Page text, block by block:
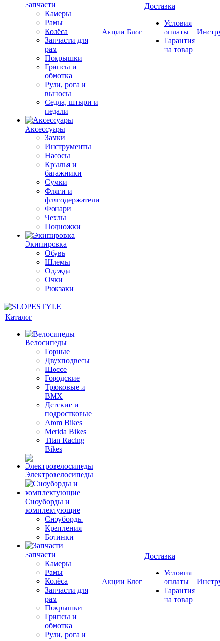
Запчасти
Камеры
Рамы
Колёса
Запчасти для
рам
Покрышки
Грипсы и
обмотка
Рули, рога и
выносы
Седла, штыри и
педали
Аксессуары
Замки
Инструменты
Насосы
Крылья и
багажники
Сумки
Фляги и
флягодержатели
Фонари
Чехлы
Подножки
Экипировка
Обувь
Шлемы
Одежда
Очки
Рюкзаки
Акции Блог
Доставка
Условия
оплаты
Гарантия
на товар
Каталог
Велосипеды
Горные
Двухподвесы
Шоссе
Городские
Трюковые и
BMX
Детские и
подростковые
Atom Bikes
Merida Bikes
Titan Racing
Bikes
Электровелосипеды
Cноуборды и
комплектующие
Сноуборды
Крепления
Ботинки
Запчасти
Камеры
Рамы
Колёса
Запчасти для
рам
Покрышки
Грипсы и
обмотка
Рули, рога и
Акции Блог
Доставка
Условия
оплаты
Гарантия
на товар